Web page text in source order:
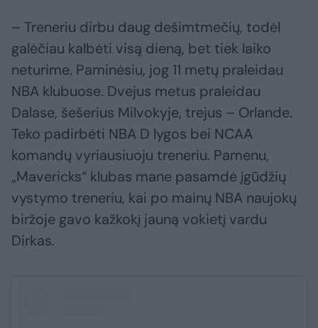
– Treneriu dirbu daug dešimtmečių, todėl
galėčiau kalbėti visą dieną, bet tiek laiko
neturime. Paminėsiu, jog 11 metų praleidau
NBA klubuose. Dvejus metus praleidau
Dalase, šešerius Milvokyje, trejus – Orlande.
Teko padirbėti NBA D lygos bei NCAA
komandų vyriausiuoju treneriu. Pamenu,
„Mavericks“ klubas mane pasamdė įgūdžių
vystymo treneriu, kai po mainų NBA naujokų
biržoje gavo kažkokį jauną vokietį vardu
Dirkas.